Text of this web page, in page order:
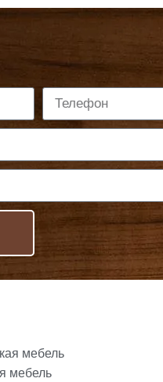
мебель
мебель